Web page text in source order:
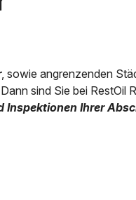
, sowie angrenzenden
sind Sie bei RestOil
Inspektionen Ihrer